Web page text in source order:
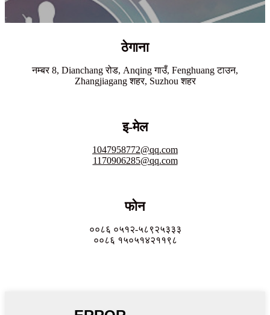
ठेगाना
नम्बर 8, Dianchang रोड, Anqing गाउँ, Fenghuang टाउन,
Zhangjiagang शहर, Suzhou शहर
इ-मेल
1047958772@qq.com
1170906285@qq.com
फोन
००८६ ०५१२-५८९२५३३३
००८६ १५०५१४२११९८